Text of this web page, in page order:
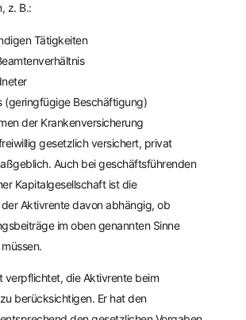
z. B.:
Tätigkeiten
(geringfügige Beschäftigung)
der Krankenversicherung
gesetzlich versichert, privat
Auch bei geschäftsführenden
Kapitalgesellschaft ist die
Aktivrente davon abhängig, ob
im oben genannten Sinne
verpflichtet, die Aktivrente beim
berücksichtigen. Er hat den